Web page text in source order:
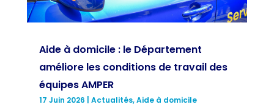
Aide à domicile : le Département
améliore les conditions de travail des
équipes AMPER
17 Juin 2026 Actualités,Aide à domicile